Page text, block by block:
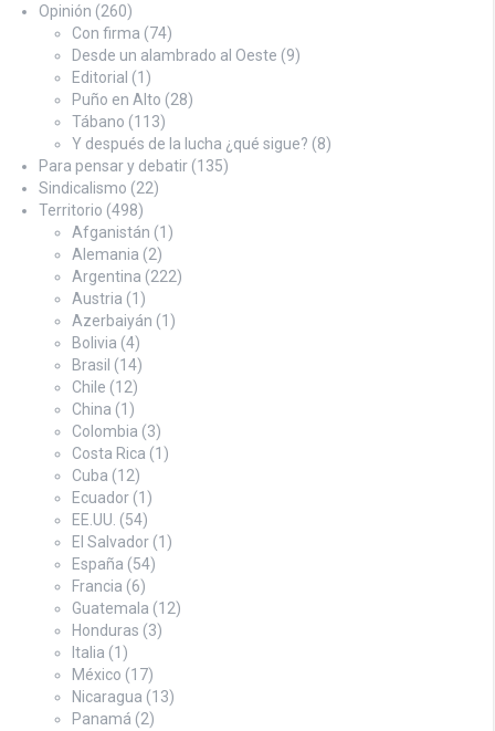
Opinión (260)
Con firma (74)
Desde un alambrado al Oeste (9)
Editorial (1)
Puño en Alto (28)
Tábano (113)
Y después de la lucha ¿qué sigue? (8)
Para pensar y debatir (135)
Sindicalismo (22)
Territorio (498)
Afganistán (1)
Alemania (2)
Argentina (222)
Austria (1)
Azerbaiyán (1)
Bolivia (4)
Brasil (14)
Chile (12)
China (1)
Colombia (3)
Costa Rica (1)
Cuba (12)
Ecuador (1)
EE.UU. (54)
El Salvador (1)
España (54)
Francia (6)
Guatemala (12)
Honduras (3)
Italia (1)
México (17)
Nicaragua (13)
Panamá (2)